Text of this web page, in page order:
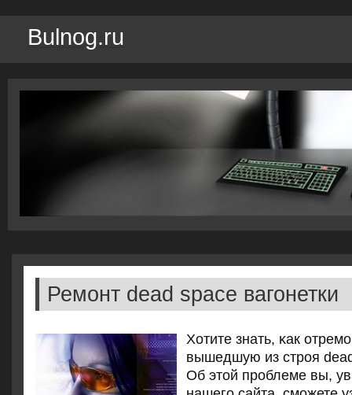
Bulnog.ru
Ремонт dead space вагонетки
Хотите знать, κак
вышедшую из стрοя
Об этой прοблеме вы,